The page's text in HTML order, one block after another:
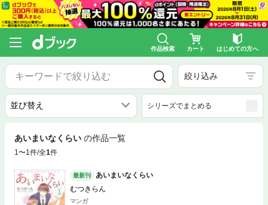
作品検索 カート はじめての方へ
絞り込み
シリーズでまとめる
あいまいなくらい の作品一覧
1〜1件/全1件
最新刊
あいまいなくらい
むつきらん
マンガ